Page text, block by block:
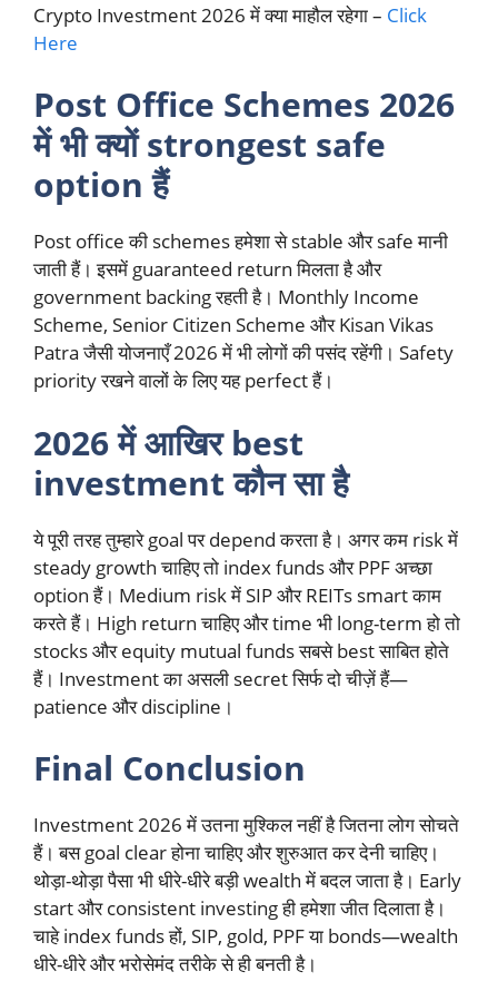
Crypto Investment 2026 में क्या माहौल रहेगा – Click
Here
Post Office Schemes 2026
में भी क्यों strongest safe
option हैं
Post office की schemes हमेशा से stable और safe मानी
जाती हैं। इसमें guaranteed return मिलता है और
government backing रहती है। Monthly Income
Scheme, Senior Citizen Scheme और Kisan Vikas
Patra जैसी योजनाएँ 2026 में भी लोगों की पसंद रहेंगी। Safety
priority रखने वालों के लिए यह perfect हैं।
2026 में आखिर best
investment कौन सा है
ये पूरी तरह तुम्हारे goal पर depend करता है। अगर कम risk में
steady growth चाहिए तो index funds और PPF अच्छा
option हैं। Medium risk में SIP और REITs smart काम
करते हैं। High return चाहिए और time भी long-term हो तो
stocks और equity mutual funds सबसे best साबित होते
हैं। Investment का असली secret सिर्फ दो चीज़ें हैं—
patience और discipline।
Final Conclusion
Investment 2026 में उतना मुश्किल नहीं है जितना लोग सोचते
हैं। बस goal clear होना चाहिए और शुरुआत कर देनी चाहिए।
थोड़ा-थोड़ा पैसा भी धीरे-धीरे बड़ी wealth में बदल जाता है। Early
start और consistent investing ही हमेशा जीत दिलाता है।
चाहे index funds हों, SIP, gold, PPF या bonds—wealth
धीरे-धीरे और भरोसेमंद तरीके से ही बनती है।